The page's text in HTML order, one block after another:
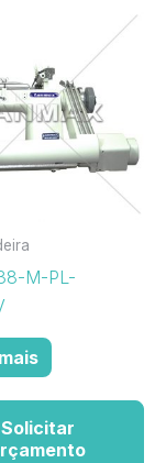
M-PL-
Solicitar